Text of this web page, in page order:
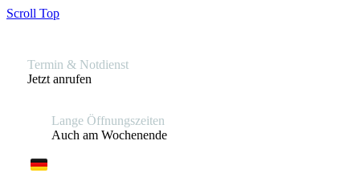
Scroll Top
Termin & Notdienst
Jetzt anrufen
Lange Öffnungszeiten
Auch am Wochenende